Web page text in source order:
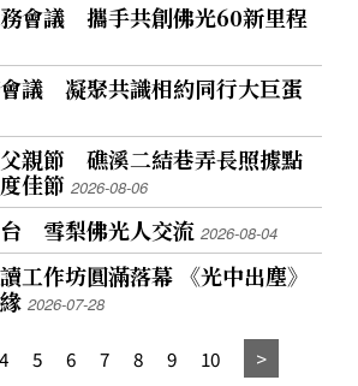
會議 攜手共創佛光60新里程
議 凝聚共識相約同行大巨蛋
親節 礁溪二結巷弄長照據點
佳節2026-08-06
台 雪梨佛光人交流2026-08-04
工作坊圓滿落幕 《光中出塵》
緣2026-07-28
4 5 6 7 8 9 10